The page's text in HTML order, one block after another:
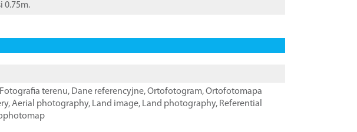
0.75m.
Fotografia terenu, Dane referencyjne,Ortofotogram,Ortofotomapa
,Aerial photography, Land image, Land photography, Referential